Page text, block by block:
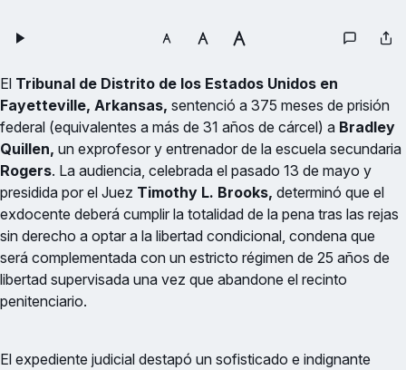
El Tribunal de Distrito de los Estados Unidos en
Fayetteville, Arkansas, sentenció a 375 meses de prisión
federal (equivalentes a más de 31 años de cárcel) a Bradley
Quillen, un exprofesor y entrenador de la escuela secundaria
Rogers. La audiencia, celebrada el pasado 13 de mayo y
presidida por el Juez Timothy L. Brooks, determinó que el
exdocente deberá cumplir la totalidad de la pena tras las rejas
sin derecho a optar a la libertad condicional, condena que
será complementada con un estricto régimen de 25 años de
libertad supervisada una vez que abandone el recinto
penitenciario.
El expediente judicial destapó un sofisticado e indignante